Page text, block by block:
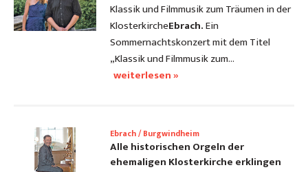
Klassik und Filmmusik zum Träumen in der
KlosterkircheEbrach.Ein
Sommernachtskonzert mit dem Titel
„Klassik und Filmmusik zum…
weiterlesen »
Ebrach / Burgwindheim
Alle historischen Orgeln der
ehemaligen Klosterkirche erklingen